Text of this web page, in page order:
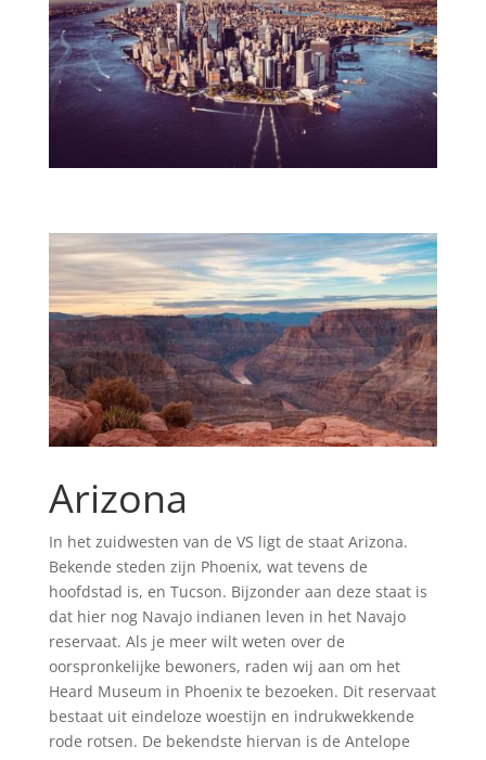
Arizona
In het zuidwesten van de VS ligt de staat Arizona.
Bekende steden zijn Phoenix, wat tevens de
hoofdstad is, en Tucson. Bijzonder aan deze staat is
dat hier nog Navajo indianen leven in het Navajo
reservaat. Als je meer wilt weten over de
oorspronkelijke bewoners, raden wij aan om het
Heard Museum in Phoenix te bezoeken. Dit reservaat
bestaat uit eindeloze woestijn en indrukwekkende
rode rotsen. De bekendste hiervan is de Antelope